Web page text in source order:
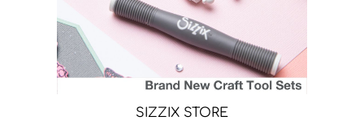
SIZZIX STORE